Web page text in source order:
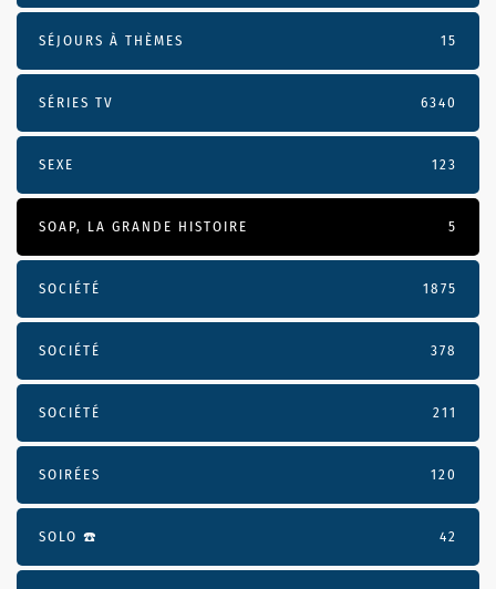
SÉJOURS À THÈMES 15
SÉRIES TV 6340
SEXE 123
SOAP, LA GRANDE HISTOIRE 5
SOCIÉTÉ 1875
SOCIÉTÉ 378
SOCIÉTÉ 211
SOIRÉES 120
SOLO ☎️ 42